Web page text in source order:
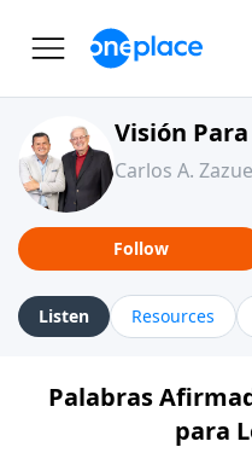
Visión
Carlos A.
Follow
Listen Resources
Palabras
para